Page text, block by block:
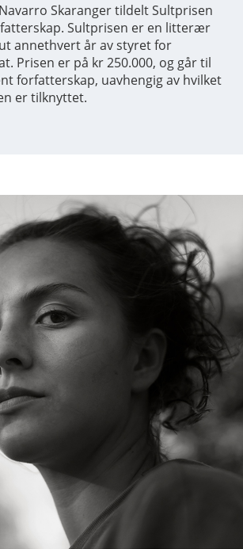
Skaranger tildelt Sultprisen
Sultprisen er en litterær
annethvert år av styret for
Prisen er på kr 250.000, og går til
forfatterskap, uavhengig av hvilket
er tilknyttet.